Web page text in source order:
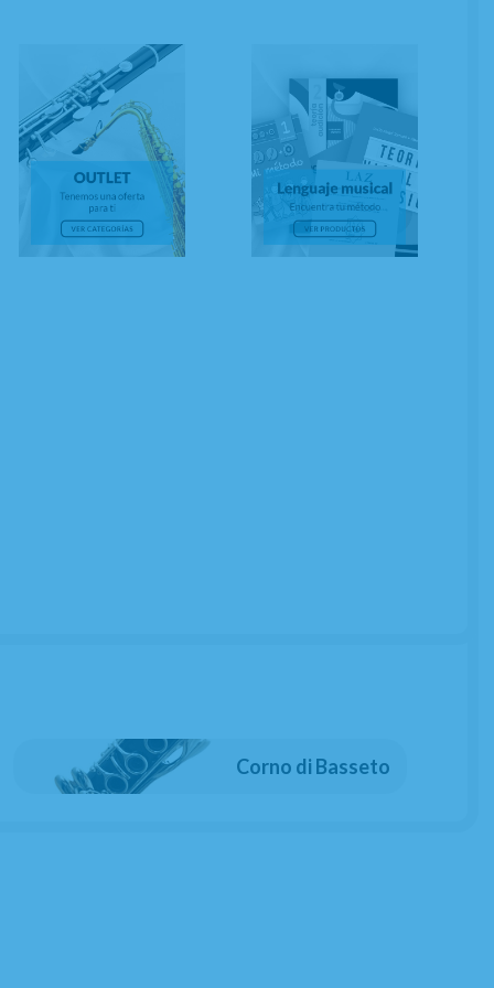
Corno di Basseto
e instructivas explicaciones
música, un exhaustivo tratado sobre la
ejemplos de las interpretaciones
en forma de "un solo" y reproducciones
LABORABLE ANTES DE LAS 14:00 HORAS PENINSULA
DE LAS 15:00 HORAS)